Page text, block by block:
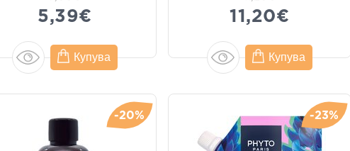
5,39€
Купува
11,20€
Купува
-20% -23%